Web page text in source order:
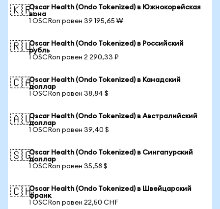
🇰🇷Oscar Health (Ondo Tokenized) в Южнокорейская
вона
1 OSCRon равен 39 195,65 ₩
🇷🇺Oscar Health (Ondo Tokenized) в Российский
рубль
1 OSCRon равен 2 290,33 ₽
🇨🇦Oscar Health (Ondo Tokenized) в Канадский
доллар
1 OSCRon равен 38,84 $
🇦🇺Oscar Health (Ondo Tokenized) в Австралийский
доллар
1 OSCRon равен 39,40 $
🇸🇬Oscar Health (Ondo Tokenized) в Сингапурский
доллар
1 OSCRon равен 35,58 $
🇨🇭Oscar Health (Ondo Tokenized) в Швейцарский
франк
1 OSCRon равен 22,50 CHF